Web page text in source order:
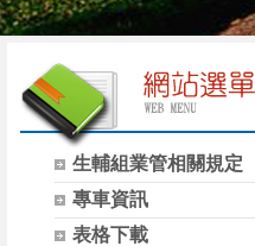
生輔組業管相關規定
專車資訊
表格下載